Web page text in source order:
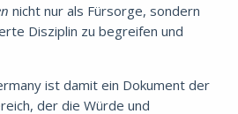
nicht nur als Fürsorge, sondern
Disziplin zu begreifen und
ist damit ein Dokument der
der die Würde und